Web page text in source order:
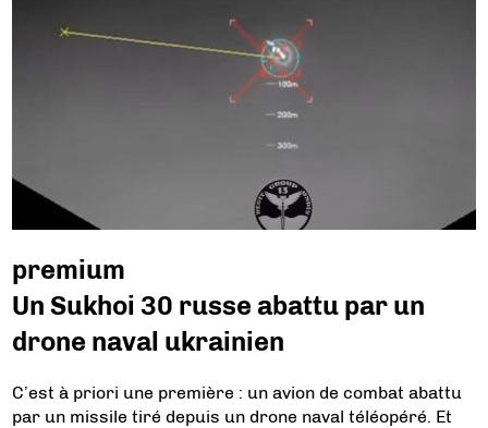
premium
Un Sukhoi 30 russe abattu par un
drone naval ukrainien
C’est à priori une première : un avion de combat abattu
par un missile tiré depuis un drone naval téléopéré. Et